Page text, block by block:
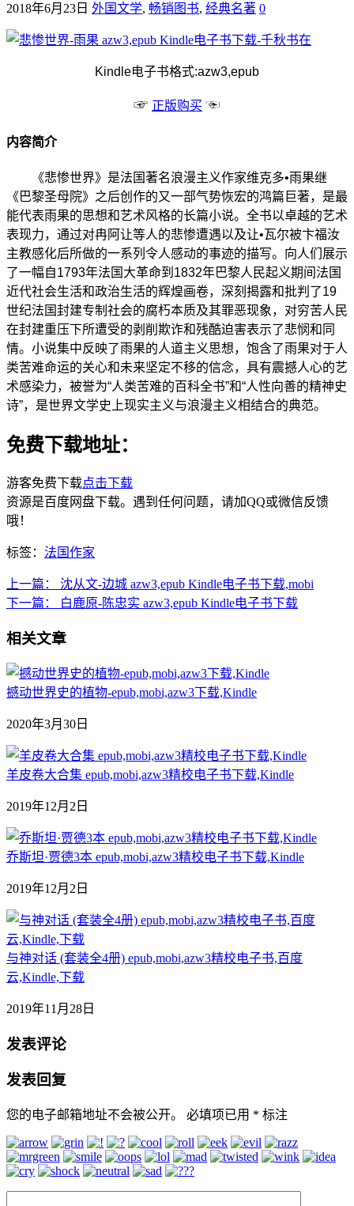
2018年6月23日 外国文学, 畅销图书, 经典名著 0
Kindle电子书格式:azw3,epub
☞ 正版购买 ☜
内容简介
《悲惨世界》是法国著名浪漫主义作家维克多•雨果继
《巴黎圣母院》之后创作的又一部气势恢宏的鸿篇巨著，是最
能代表雨果的思想和艺术风格的长篇小说。全书以卓越的艺术
表现力，通过对冉阿让等人的悲惨遭遇以及让•瓦尔被卞福汝
主教感化后所做的一系列令人感动的事迹的描写。向人们展示
了一幅自1793年法国大革命到1832年巴黎人民起义期间法国
近代社会生活和政治生活的辉煌画卷，深刻揭露和批判了19
世纪法国封建专制社会的腐朽本质及其罪恶现象，对穷苦人民
在封建重压下所遭受的剥削欺诈和残酷迫害表示了悲悯和同
情。小说集中反映了雨果的人道主义思想，饱含了雨果对于人
类苦难命运的关心和未来坚定不移的信念，具有震撼人心的艺
术感染力，被誉为“人类苦难的百科全书”和“人性向善的精神史
诗”，是世界文学史上现实主义与浪漫主义相结合的典范。
免费下载地址：
游客免费下载点击下载
资源是百度网盘下载。遇到任何问题，请加QQ或微信反馈
哦！
标签： 法国作家
上一篇：
沈从文-边城 azw3,epub Kindle电子书下载,mobi
下一篇：
白鹿原-陈忠实 azw3,epub Kindle电子书下载
相关文章
撼动世界史的植物-epub,mobi,azw3下载,Kindle
2020年3月30日
羊皮卷大合集 epub,mobi,azw3精校电子书下载,Kindle
2019年12月2日
乔斯坦·贾德3本 epub,mobi,azw3精校电子书下载,Kindle
2019年12月2日
与神对话 (套装全4册) epub,mobi,azw3精校电子书,百度
云,Kindle,下载
2019年11月28日
发表评论
发表回复
您的电子邮箱地址不会被公开。 必填项已用 * 标注